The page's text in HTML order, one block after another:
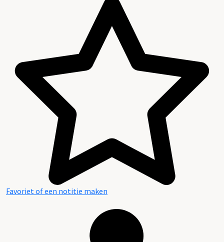
Favoriet of een notitie maken